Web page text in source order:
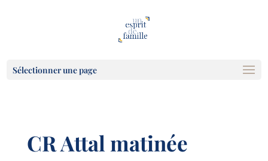
Sélectionner une page
CR Attal matinée